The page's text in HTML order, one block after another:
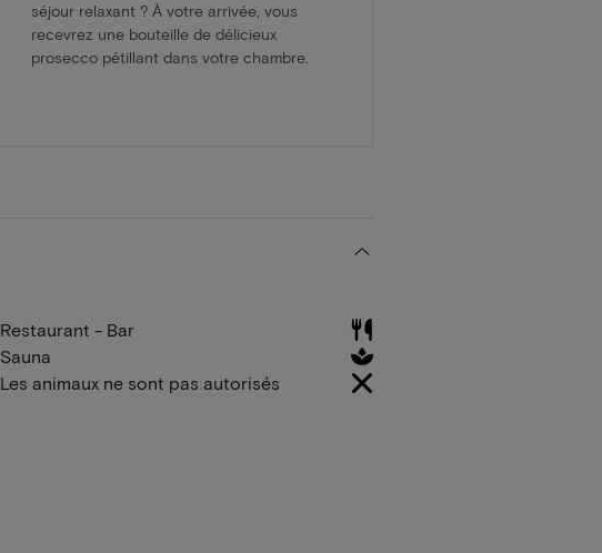
séjour relaxant ? À votre arrivée, vous
recevrez une bouteille de délicieux
prosecco pétillant dans votre chambre.
Restaurant - Bar
Sauna
Les animaux ne sont pas autorisés